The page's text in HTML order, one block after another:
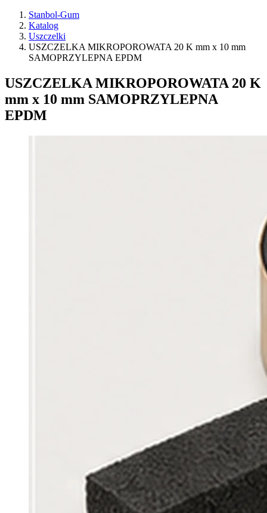
Stanbol-Gum
Katalog
Uszczelki
USZCZELKA MIKROPOROWATA 20 K mm x 10 mm
SAMOPRZYLEPNA EPDM
USZCZELKA MIKROPOROWATA 20 K
mm x 10 mm SAMOPRZYLEPNA
EPDM